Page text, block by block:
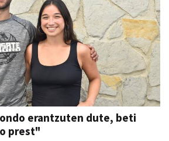
erantzuten dute, beti
prest"